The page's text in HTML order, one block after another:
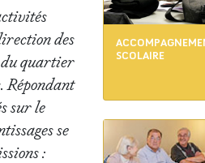
des
du quartier
Répondant
sur le
se
:
SCOLAIRE